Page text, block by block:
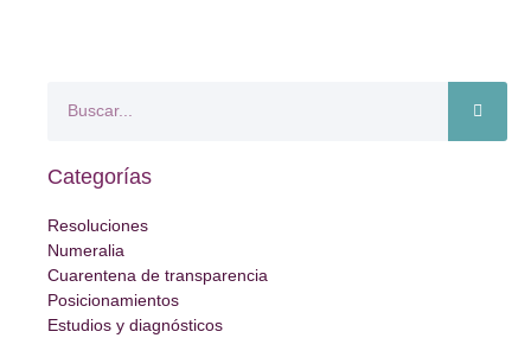
Categorías
Resoluciones
Numeralia
Cuarentena de transparencia
Posicionamientos
Estudios y diagnósticos